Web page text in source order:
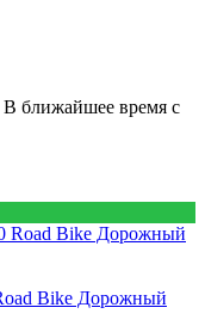
ближайшее время с
Bike Дорожный